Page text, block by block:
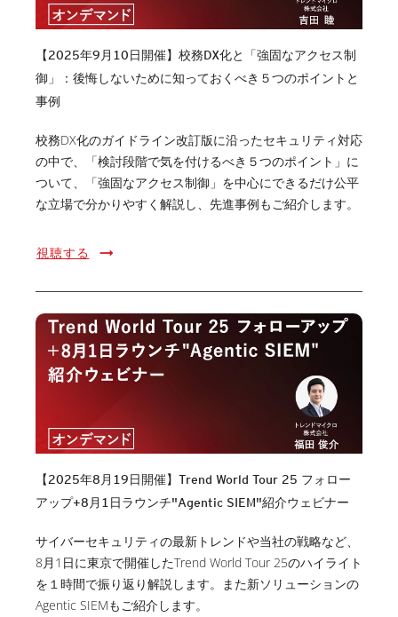
【2025年9月10日開催】校務DX化と「強固なアクセス制
御」：後悔しないために知っておくべき５つのポイントと
事例
校務DX化のガイドライン改訂版に沿ったセキュリティ対応
の中で、「検討段階で気を付けるべき５つのポイント」に
ついて、「強固なアクセス制御」を中心にできるだけ公平
な立場で分かりやすく解説し、先進事例もご紹介します。
視聴する
【2025年8月19日開催】Trend World Tour 25 フォロー
アップ+8月1日ラウンチ"Agentic SIEM"紹介ウェビナー
サイバーセキュリティの最新トレンドや当社の戦略など、
8月1日に東京で開催したTrend World Tour 25のハイライト
を１時間で振り返り解説します。また新ソリューションの
Agentic SIEMもご紹介します。